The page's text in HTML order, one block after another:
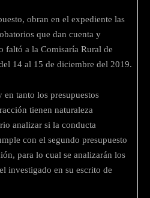
obran en el expediente las
que dan cuenta y
faltó a la Comisaría Rural de
14 al 15 de diciembre del 2019.
en tanto los presupuestos
tienen naturaleza
analizar si la conducta
con el segundo presupuesto
para lo cual se analizarán los
investigado en su escrito de